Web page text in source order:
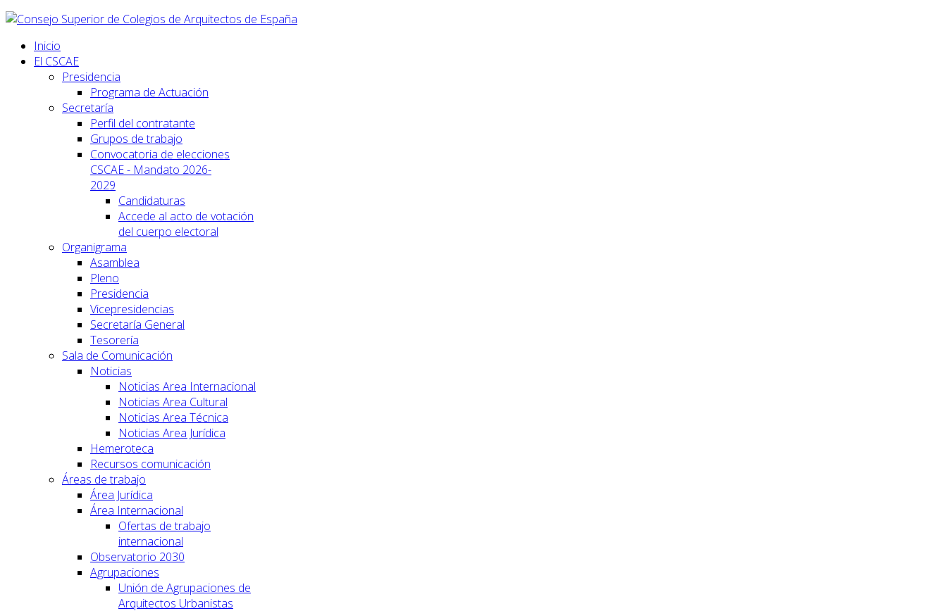
Inicio
El CSCAE
Presidencia
Programa de Actuación
Secretaría
Perfil del contratante
Grupos de trabajo
Convocatoria de elecciones
CSCAE - Mandato 2026-
2029
Candidaturas
Accede al acto de votación
del cuerpo electoral
Organigrama
Asamblea
Pleno
Presidencia
Vicepresidencias
Secretaría General
Tesorería
Sala de Comunicación
Noticias
Noticias Area Internacional
Noticias Area Cultural
Noticias Area Técnica
Noticias Area Jurídica
Hemeroteca
Recursos comunicación
Áreas de trabajo
Área Jurídica
Área Internacional
Ofertas de trabajo
internacional
Observatorio 2030
Agrupaciones
Unión de Agrupaciones de
Arquitectos Urbanistas